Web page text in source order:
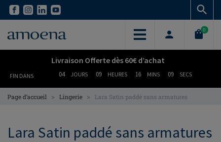
Skip
content
Skip
content
0
Livraison Offerte dès 60€ d’achat
FIN DANS 04 JOURS 09 HEURES 16 MINS 08 SECS
Page d’accueil > Lingerie > Lara Satin paddé sans armatures
Lara Satin paddé sans armatures